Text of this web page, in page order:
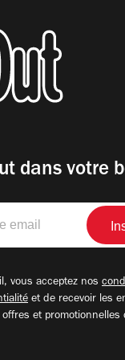
dans votre
vous acceptez nos
et de recevoir les
et promotionnelles